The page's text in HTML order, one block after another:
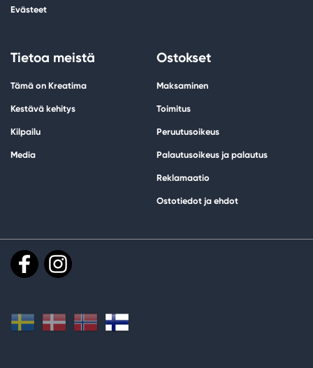
Evästeet
Tietoa meistä
Tämä on Kreatima
Kestävä kehitys
Kilpailu
Media
Ostokset
Maksaminen
Toimitus
Peruutusoikeus
Palautusoikeus ja palautus
Reklamaatio
Ostotiedot ja ehdot